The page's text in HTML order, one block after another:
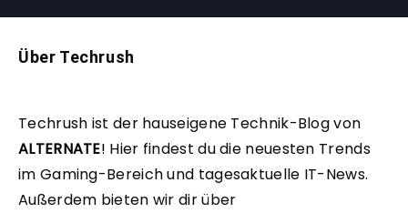
Über Techrush
Techrush ist der hauseigene Technik-Blog von
ALTERNATE! Hier findest du die neuesten Trends
im Gaming-Bereich und tagesaktuelle IT-News.
Außerdem bieten wir dir über